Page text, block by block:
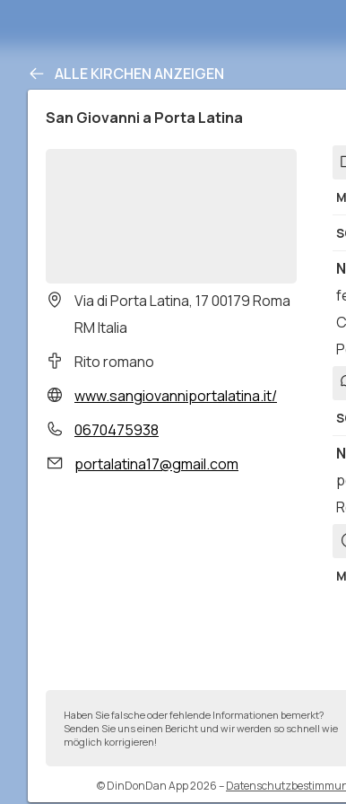
ALLE KIRCHEN ANZEIGEN
San Giovanni a Porta Latina
Via di Porta Latina, 17 00179 Roma
RM Italia
Rito romano
www.sangiovanniportalatina.it/
0670475938
portalatina17@gmail.com
Haben Sie falsche oder fehlende Informationen bemerkt?
Senden Sie uns einen Bericht und wir werden so schnell wie
möglich korrigieren!
© DinDonDan App 2026–